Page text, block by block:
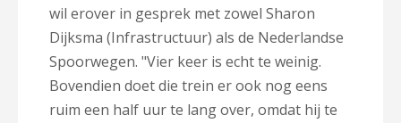
wil erover in gesprek met zowel Sharon
Dijksma (Infrastructuur) als de Nederlandse
Spoorwegen. "Vier keer is echt te weinig.
Bovendien doet die trein er ook nog eens
ruim een half uur te lang over, omdat hij te